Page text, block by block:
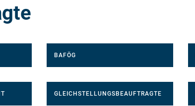
BAFÖG
GLEICHSTELLUNGSBEAUFTRAGTE